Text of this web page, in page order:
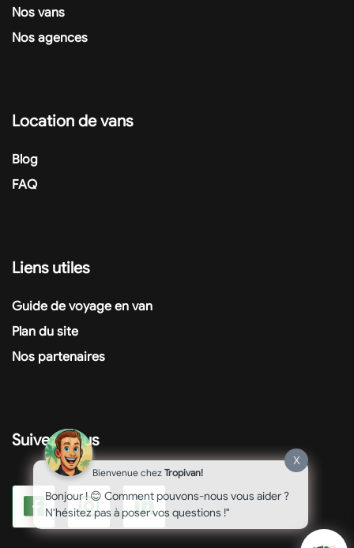
Nos vans
Nos agences
Location de vans
Blog
FAQ
Liens utiles
Guide de voyage en van
Plan du site
Nos partenaires
Suivez-nous
X
Bienvenue chez Tropivan!
Bonjour ! 😊 Comment pouvons-nous vous aider ?
N'hésitez pas à poser vos questions !"